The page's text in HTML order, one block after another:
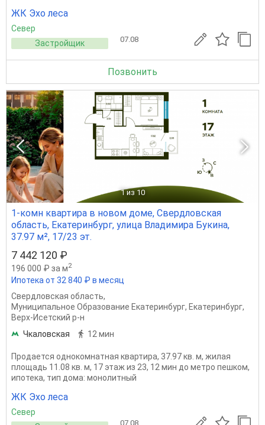
ЖК Эхо леса
Север
Застройщик
07.08
Позвонить
1 из 10
1-комн квартира в новом доме, Свердловская
область, Екатеринбург, улица Владимира Букина,
37.97 м², 17/23 эт.
7 442 120 ₽
196 000 ₽ за м2
Ипотека от 32 840 ₽ в месяц
Свердловская область,
Муниципальное Образование Екатеринбург, Екатеринбург,
Верх-Исетский р-н
Чкаловская
12 мин
Продается однокомнатная квартира, 37.97 кв. м, жилая
площадь 11.08 кв. м, 17 этаж из 23, 12 мин до метро пешком,
ипотека, тип дома: монолитный
ЖК Эхо леса
Север
07.08